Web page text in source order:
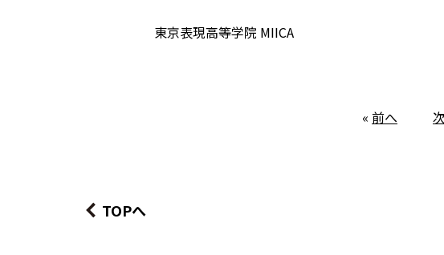
東京表現高等学院 MIICA
« 前へ
TOPへ